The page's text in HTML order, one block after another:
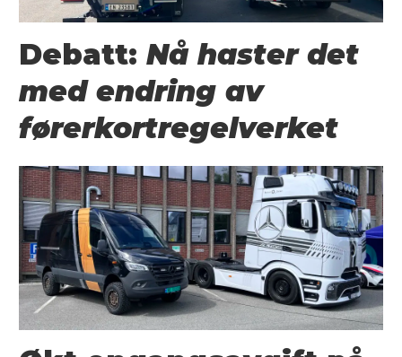
Debatt: Nå haster det
med endring av
førerkortregelverket